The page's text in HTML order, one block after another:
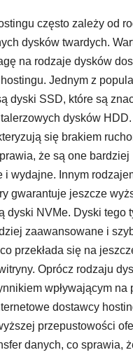
często zależy od
dysków twardych.
na rodzaje dysków
Jednym z
dyski SSD, które są
dysków
się brakiem
że są one bardziej
i wydajne. Innym
gwarantuje jeszcze
dyski NVMe. Dyski tego
zaawansowane i
przekłada się na
Oprócz rodzaju
wpływającym na
dostawcy
przepustowości
danych, co sprawia,